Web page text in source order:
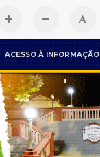
ACESSO À INFORMAÇÃO